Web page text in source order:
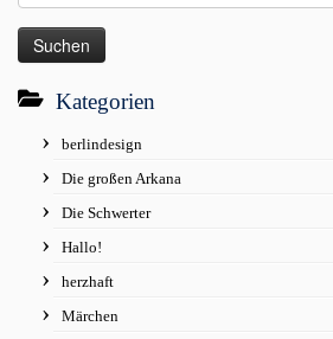
nach:
Kategorien
berlindesign
Die großen Arkana
Die Schwerter
Hallo!
herzhaft
Märchen